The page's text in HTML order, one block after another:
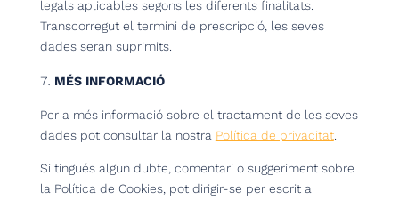
legals aplicables segons les diferents finalitats.
Transcorregut el termini de prescripció, les seves
dades seran suprimits.
MÉS INFORMACIÓ
Per a més informació sobre el tractament de les seves
dades pot consultar la nostra Política de privacitat.
Si tingués algun dubte, comentari o suggeriment sobre
la Política de Cookies, pot dirigir-se per escrit a